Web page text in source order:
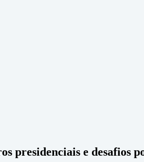
presidenciais e desafios